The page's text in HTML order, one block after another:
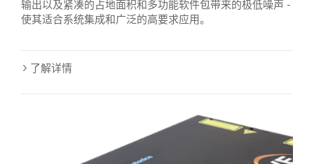
输出以及紧凑的占地面积和多功能软件包带来的极低噪声 -
使其适合系统集成和广泛的高要求应用。
了解详情